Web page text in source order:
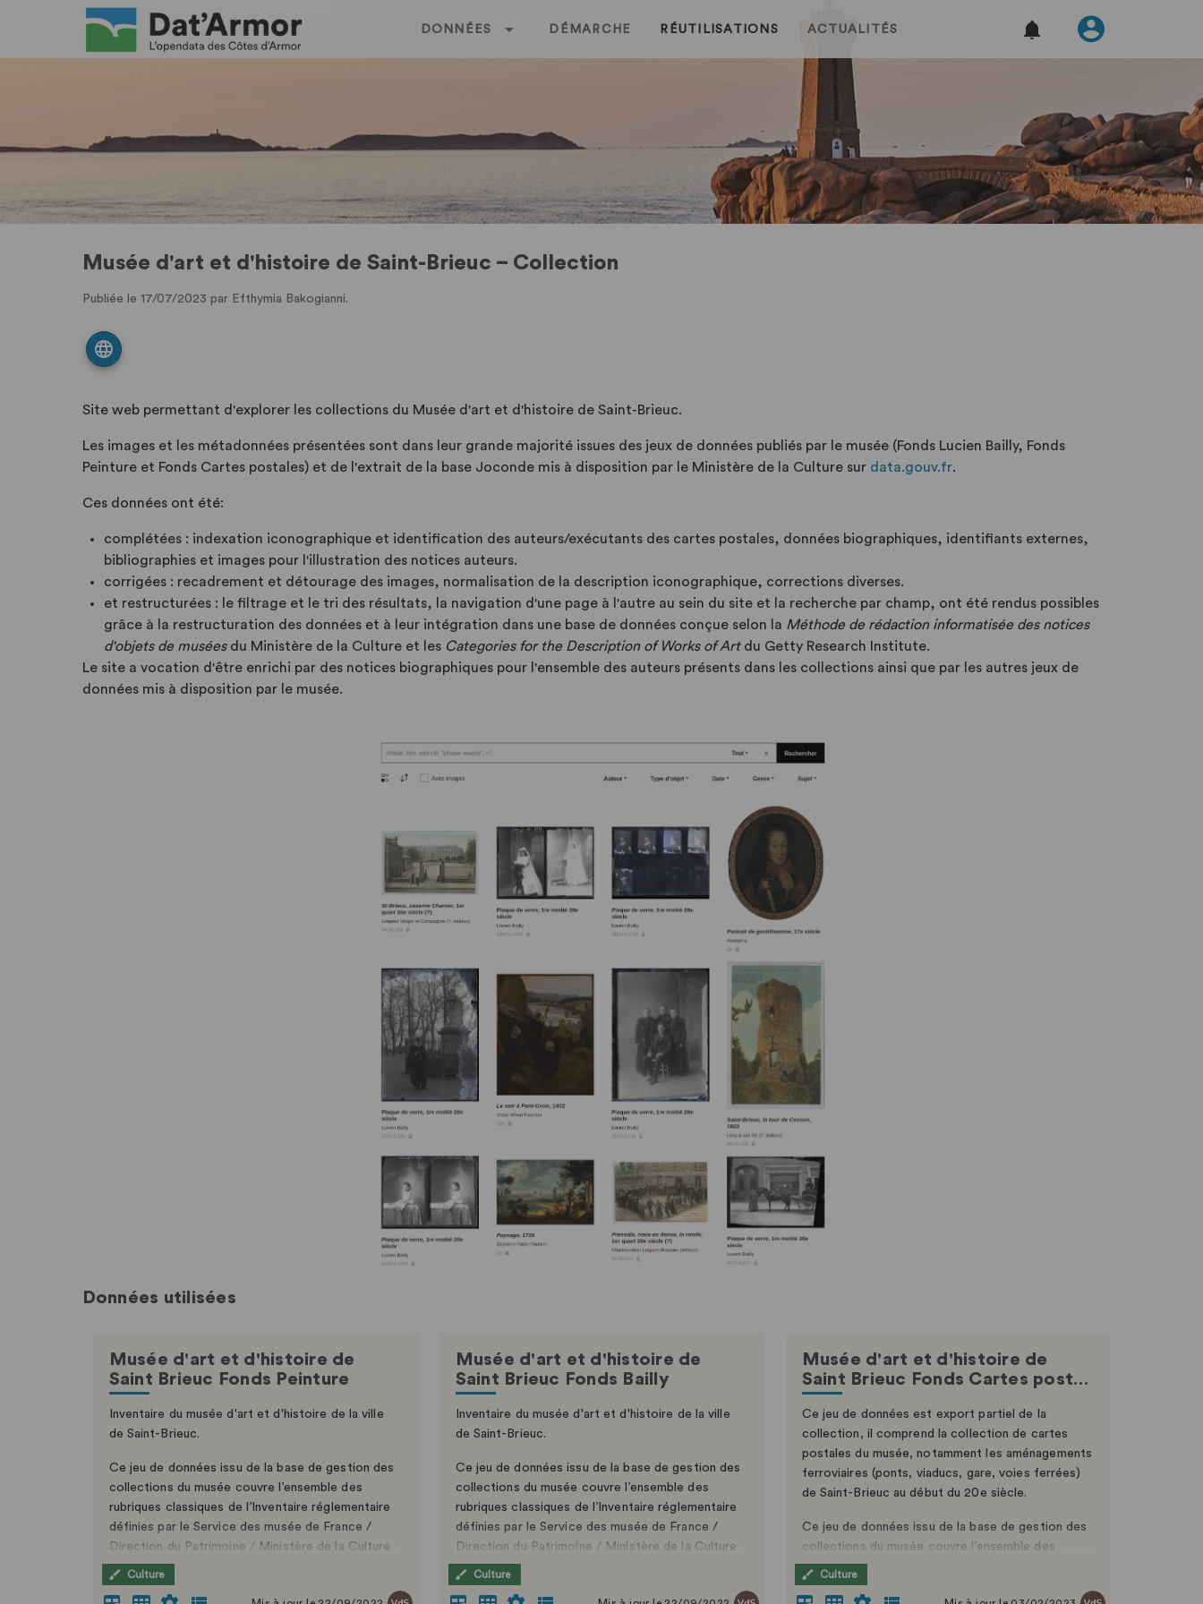
DONNÉES DÉMARCHE RÉUTILISATIONS ACTUALITÉS
Musée d'art et d'histoire de Saint-Brieuc – Collection
Publiée le 17/07/2023 par Efthymia Bakogianni.
Site web permettant d'explorer les collections du Musée d'art et d'histoire de Saint-Brieuc.
Les images et les métadonnées présentées sont dans leur grande majorité issues des jeux de données publiés par le musée (Fonds Lucien Bailly, Fonds
Peinture et Fonds Cartes postales) et de l'extrait de la base Joconde mis à disposition par le Ministère de la Culture sur data.gouv.fr.
Ces données ont été:
complétées : indexation iconographique et identification des auteurs/exécutants des cartes postales, données biographiques, identifiants externes,
bibliographies et images pour l'illustration des notices auteurs.
corrigées : recadrement et détourage des images, normalisation de la description iconographique, corrections diverses.
et restructurées : le filtrage et le tri des résultats, la navigation d'une page à l'autre au sein du site et la recherche par champ, ont été rendus possibles
grâce à la restructuration des données et à leur intégration dans une base de données conçue selon la Méthode de rédaction informatisée des notices
d'objets de muséesdu Ministère de la Culture et les Categories for the Description of Works of Artdu Getty Research Institute.
Le site a vocation d'être enrichi par des notices biographiques pour l'ensemble des auteurs présents dans les collections ainsi que par les autres jeux de
données mis à disposition par le musée.
Données utilisées
Musée d'art et d'histoire de
Saint Brieuc Fonds Peinture
Inventaire du musée d'art et d'histoire de la ville
de Saint-Brieuc.
Ce jeu de données issu de la base de gestion des
collections du musée couvre l’ensemble des
rubriques classiques de l’Inventaire réglementaire
définies par le Service des musée de France /
Direction du Patrimoine / Ministère de la Culture
et de la Communication.
L'inventaire est établi selon les normes définies
Culture
Musée d'art et d'histoire de
Saint Brieuc Fonds Bailly
Inventaire du musée d'art et d'histoire de la ville
de Saint-Brieuc.
Ce jeu de données issu de la base de gestion des
collections du musée couvre l’ensemble des
rubriques classiques de l’Inventaire réglementaire
définies par le Service des musée de France /
Direction du Patrimoine / Ministère de la Culture
et de la Communication.
L'inventaire est établi selon les normes définies
Culture
Musée d'art et d'histoire de
Saint Brieuc Fonds Cartes post…
Ce jeu de données est export partiel de la
collection, il comprend la collection de cartes
postales du musée, notamment les aménagements
ferroviaires (ponts, viaducs, gare, voies ferrées)
de Saint-Brieuc au début du 20e siècle.
Ce jeu de données issu de la base de gestion des
collections du musée couvre l’ensemble des
rubriques classiques de l’Inventaire réglementaire
définies par le Service des musée de France /
Culture